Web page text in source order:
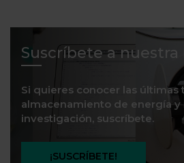
Suscríbete a nuestra
Si quieres conocer las últimas
almacenamiento de energía y
investigación, suscríbete.
¡SUSCRÍBETE!